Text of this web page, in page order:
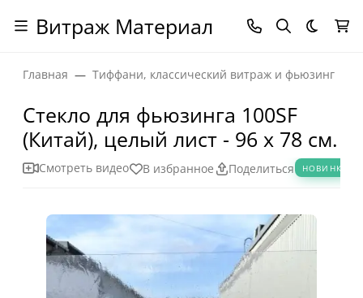
Витраж Материал Темная
Главная Тиффани, классический витраж и фьюзинг
Стекло для фьюзинга 100SF
(Китай), целый лист - 96 х 78 см.
Смотреть видео В избранное Поделиться НОВИНКА